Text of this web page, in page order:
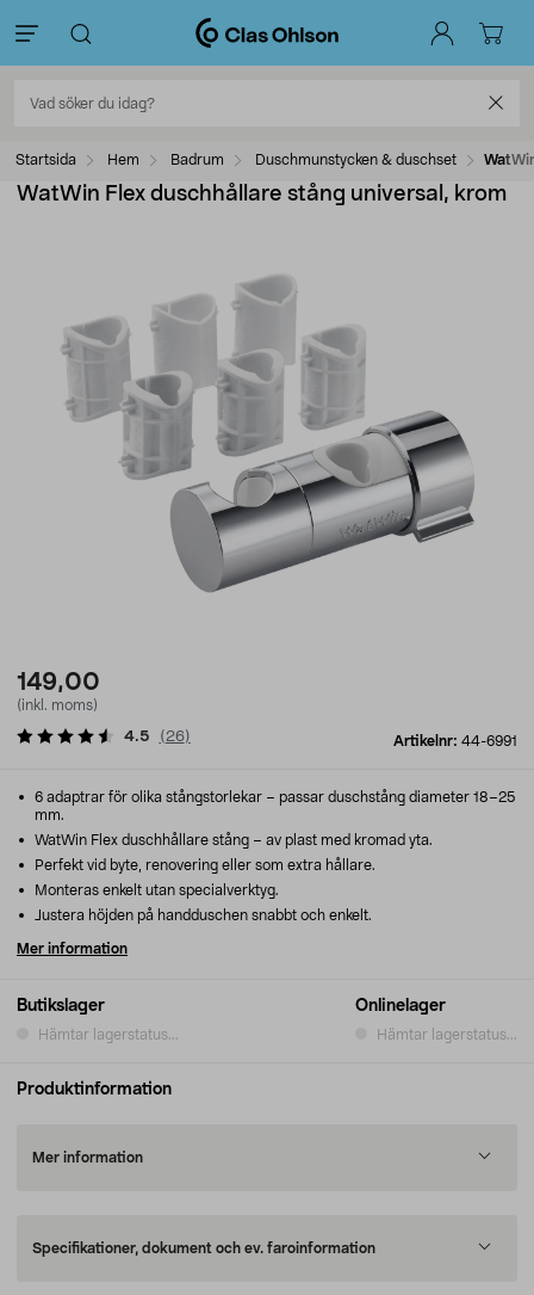
Startsida Hem Badrum Duschmunstycken & duschset
WatWin Flex duschhållare stång universal, krom
149,00
(inkl. moms)
Artikelnr: 44-6991
4.5 ( 26)
Butikslager
Hämtar lagerstatus...
Onlinelager
Hämtar lagerstatus...
6 adaptrar för olika stångstorlekar – passar duschstång diameter 18–25
mm.
WatWin Flex duschhållare stång – av plast med kromad yta.
Perfekt vid byte, renovering eller som extra hållare.
Monteras enkelt utan specialverktyg.
Justera höjden på handduschen snabbt och enkelt.
Mer information
Produktinformation
Mer information
Specifikationer, dokument och ev. faroinformation